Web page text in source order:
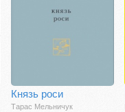
Князь роси
Тарас Мельничук